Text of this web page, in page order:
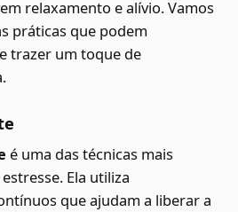
relaxamento e alívio. Vamos
práticas que podem
trazer um toque de
é uma das técnicas mais
Ela utiliza
que ajudam a liberar a